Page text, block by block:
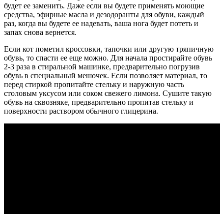
будет ее заменить. Даже если вы будете применять моющие
средства, эфирные масла и дезодоранты для обуви, каждый
раз, когда вы будете ее надевать, ваша нога будет потеть и
запах снова вернется.
Если кот пометил кроссовки, тапочки или другую тряпичную
обувь, то спасти ее еще можно. Для начала простирайте обувь
2-3 раза в стиральной машинке, предварительно погрузив
обувь в специальный мешочек. Если позволяет материал, то
перед стиркой пропитайте стельку и наружную часть
столовым уксусом или соком свежего лимона. Сушите такую
обувь на сквозняке, предварительно пропитав стельку и
поверхности раствором обычного глицерина.